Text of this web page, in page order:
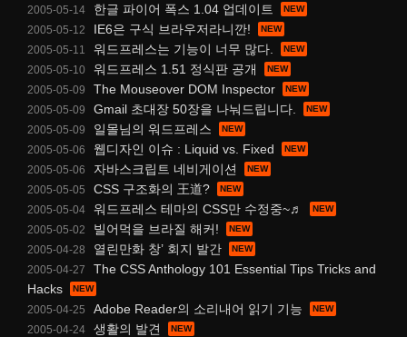
2005-05-14 한글 파이어 폭스 1.04 업데이트
2005-05-12 IE6은 구식 브라우저라니깐!
2005-05-11 워드프레스는 기능이 너무 많다.
2005-05-10 워드프레스 1.51 정식판 공개
2005-05-09 The Mouseover DOM Inspector
2005-05-09 Gmail 초대장 50장을 나눠드립니다.
2005-05-09 일몰님의 워드프레스
2005-05-06 웹디자인 이슈 : Liquid vs. Fixed
2005-05-06 자바스크립트 네비게이션
2005-05-05 CSS 구조화의 王道?
2005-05-04 워드프레스 테마의 CSS만 수정중~♬
2005-05-02 빌어먹을 브라질 해커!
2005-04-28 열린만화 창’ 회지 발간
2005-04-27
The CSS Anthology 101 Essential Tips Tricks and
Hacks
2005-04-25 Adobe Reader의 소리내어 읽기 기능
2005-04-24 생활의 발견